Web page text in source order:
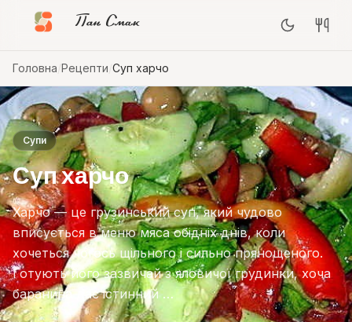
Пан Смак
Головна Рецепти Суп харчо
Супи
Суп харчо
Харчо — це грузинський суп, який чудово
вписується в меню мяса обідніх днів, коли
хочеться чогось щільного і сильно прянощеного.
Готують його зазвичай з яловичої грудинки, хоча
баранина дає істинний …